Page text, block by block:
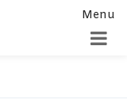
Menu